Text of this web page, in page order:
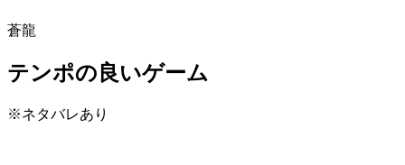
蒼龍
テンポの良いゲーム
※ネタバレあり